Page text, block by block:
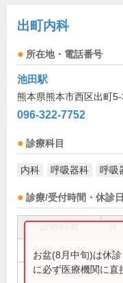
出町内科
所在地・電話番号
池田駅
熊本県熊本市西区出町
096-322-7752
診療科目
内科 呼吸器科 呼吸
診療/受付時間・休診日
9:00～12:30 ●
14:00～18:00 ●
お盆(8月中旬)は休
に必ず医療機関に直